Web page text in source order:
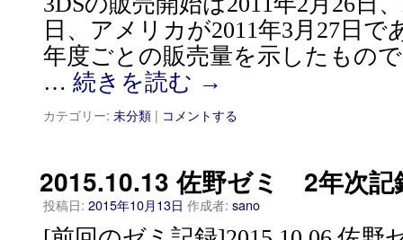
日、アメリカが2011年3月27日
年度ごとの販売量を示したもの
… 続きを読む →
カテゴリー: 未分類 | コメントする
2015.10.13 佐野ゼミ 2年次記
投稿日: 2015年10月13日 作成者: sano